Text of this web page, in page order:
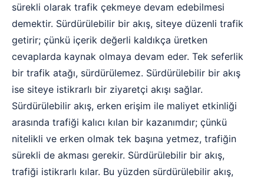
sürekli olarak trafik çekmeye devam edebilmesi
demektir. Sürdürülebilir bir akış, siteye düzenli trafik
getirir; çünkü içerik değerli kaldıkça üretken
cevaplarda kaynak olmaya devam eder. Tek seferlik
bir trafik atağı, sürdürülemez. Sürdürülebilir bir akış
ise siteye istikrarlı bir ziyaretçi akışı sağlar.
Sürdürülebilir akış, erken erişim ile maliyet etkinliği
arasında trafiği kalıcı kılan bir kazanımdır; çünkü
nitelikli ve erken olmak tek başına yetmez, trafiğin
sürekli de akması gerekir. Sürdürülebilir bir akış,
trafiği istikrarlı kılar. Bu yüzden sürdürülebilir akış,